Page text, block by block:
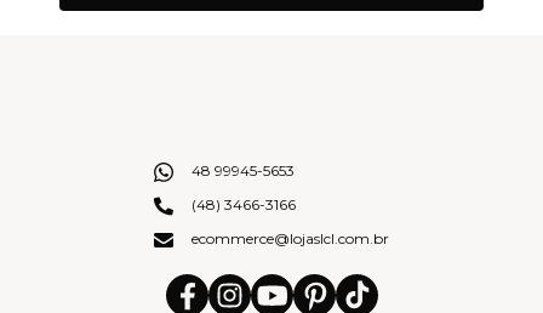
48 99945-5653
(48) 3466-3166
ecommerce@lojaslcl.com.br